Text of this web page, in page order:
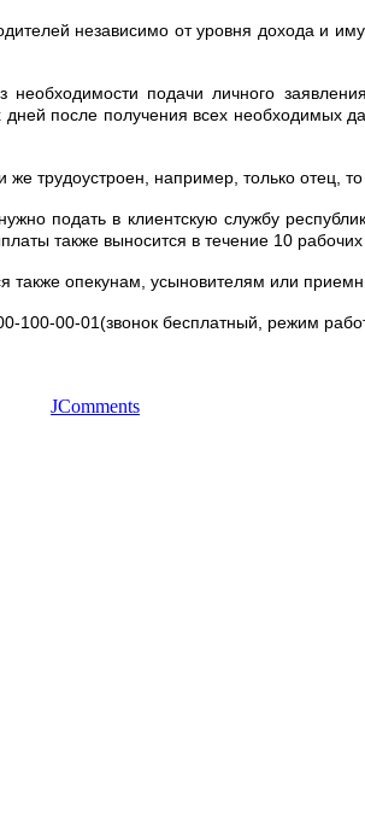
независимо от уровня дохода и
подачи личного
после получения всех
трудоустроен, например, только отец, то
подать в клиентскую службу
также выносится в течение 10
опекунам, усыновителям или
100-00-01(звонок бесплатный, режим
JComments